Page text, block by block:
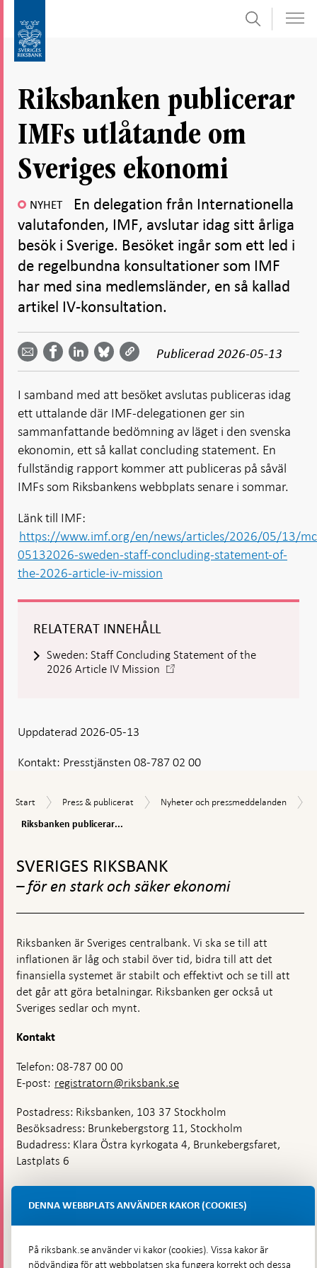
direkt
undersidor
Sök
Riksbanken publicerar
IMFs utlåtande om
Sveriges ekonomi
NYHET
En delegation från Internationella
valutafonden, IMF, avslutar idag sitt årliga
besök i Sverige. Besöket ingår som ett led i
de regelbundna konsultationer som IMF
har med sina medlemsländer, en så kallad
artikel IV-konsultation.
Dela
email -
Öppnas
i ny flik
Dela på
Facebook
- Öppnas
Dela på
LinkedIn
-
Öppnas
i ny flik
på
Bluesky
-
i ny flik
på
Twitter
-
i ny flik
Publicerad 2026-05-13
I samband med att besöket avslutas publiceras idag
ett uttalande där IMF-delegationen ger sin
sammanfattande bedömning av läget i den svenska
ekonomin, ett så kallat concluding statement. En
fullständig rapport kommer att publiceras på såväl
IMFs som Riksbankens webbplats senare i sommar.
Länk till IMF:
https://www.imf.org/en/news/articles/2026/05/13/
05132026-sweden-staff-concluding-statement-of-
the-2026-article-iv-mission
RELATERAT INNEHÅLL
Sweden: Staff Concluding Statement of the
2026 Article IV Mission
Kontakt: Presstjänsten 08-787 02 00
Uppdaterad 2026-05-13
Start
Start
Press
publicerat
Press & publicerat
Nyheter
Nyheter och pressmeddelanden
Riksbanken
om
Sveriges
ekonomi
Riksbanken publicerar...
toppnavigation
SVERIGES RIKSBANK
– för en stark och säker ekonomi
Riksbanken är Sveriges centralbank. Vi ska se till att
inflationen är låg och stabil över tid, bidra till att det
finansiella systemet är stabilt och effektivt och se till att
det går att göra betalningar. Riksbanken ger också ut
Sveriges sedlar och mynt.
Kontakt
Telefon: 08-787 00 00
E-post: registratorn@riksbank.se
Postadress: Riksbanken, 103 37 Stockholm
Besöksadress: Brunkebergstorg 11, Stockholm
Budadress: Klara Östra kyrkogata 4, Brunkebergsfaret,
Lastplats 6
DENNA WEBBPLATS ANVÄNDER KAKOR (COOKIES)
På riksbank.se använder vi kakor (cookies). Vissa kakor är
nödvändiga för att webbplatsen ska fungera korrekt och dessa